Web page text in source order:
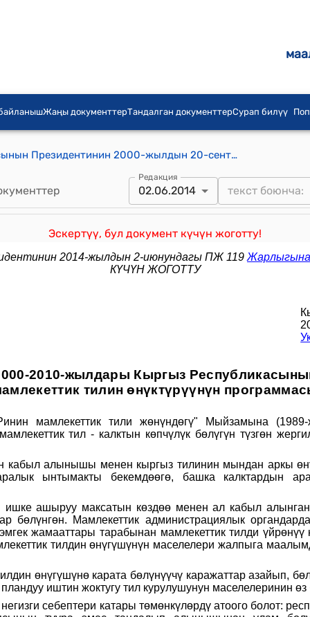
Жаңы документтерТандалган документтерСурап билүү
(№ 1 тиркеме Кыргыз Республикасынын Президентинин 2000-жылдын 20-сентябрындагы № 268 Указы менен бекитилген) 2000-2010-жылдары Кыргыз Республикасынын мамлекеттик тилин өнүктүрүүнүн программасы
Редакция
02.06.2014
Эскертүү, бул документ күчүн жоготту!